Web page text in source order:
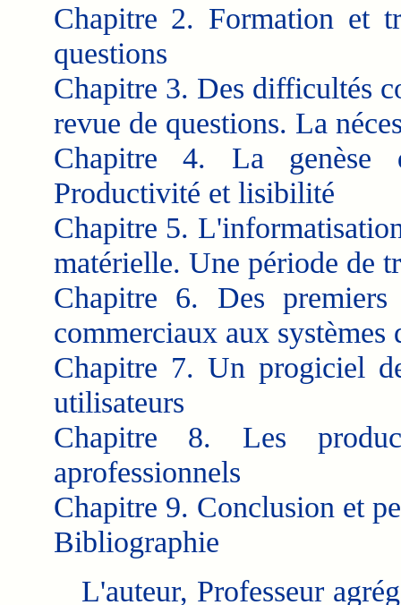
Chapitre 2. Formation et
questions
Chapitre 3. Des difficultés
revue de questions. La
Chapitre 4. La genèse
Productivité et lisibilité
Chapitre 5.
matérielle. Une période de
Chapitre 6. Des
commerciaux aux systèmes
Chapitre 7. Un progiciel
utilisateurs
Chapitre 8. Les
aprofessionnels
Chapitre 9. Conclusion et
Bibliographie
L'auteur, Professeur